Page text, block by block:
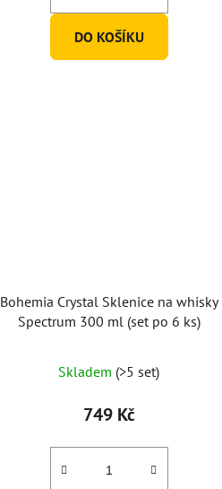
DO KOŠÍKU
Bohemia Crystal Sklenice na whisky
Spectrum 300 ml (set po 6 ks)
Skladem (>5 set)
749 Kč